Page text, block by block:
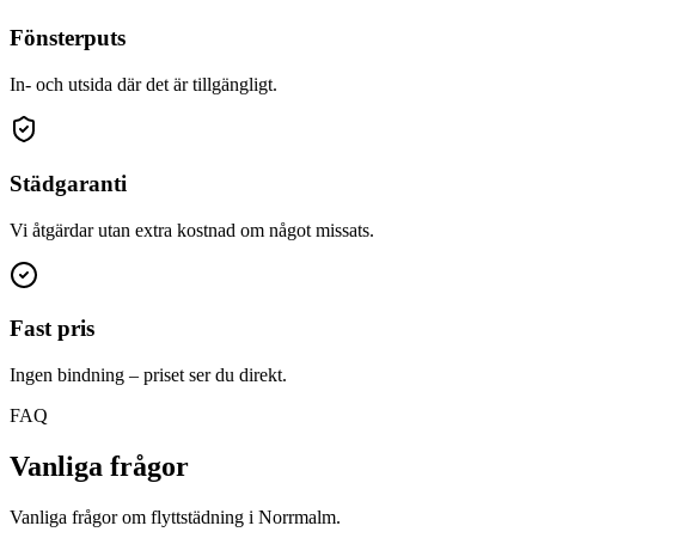
Fönsterputs
In- och utsida där det är tillgängligt.
Städgaranti
Vi åtgärdar utan extra kostnad om något missats.
Fast pris
Ingen bindning – priset ser du direkt.
FAQ
Vanliga frågor
Vanliga frågor om flyttstädning i Norrmalm.